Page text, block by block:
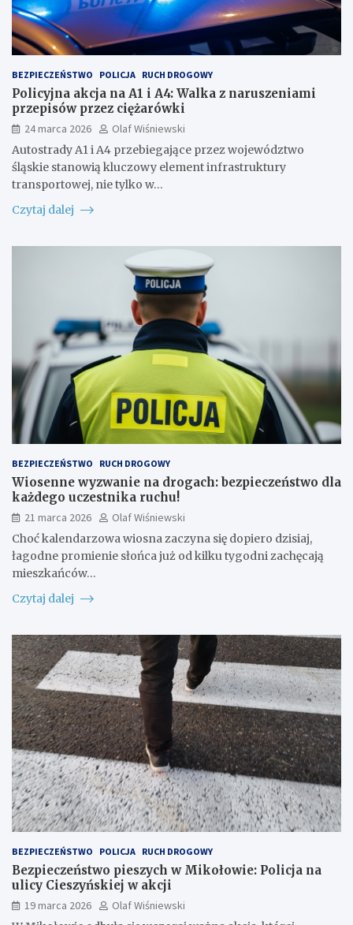
BEZPIECZEŃSTWO POLICJA RUCH DROGOWY
Policyjna akcja na A1 i A4: Walka z naruszeniami
przepisów przez ciężarówki
24 marca 2026
Olaf Wiśniewski
Autostrady A1 i A4 przebiegające przez województwo
śląskie stanowią kluczowy element infrastruktury
transportowej, nie tylko w…
Czytaj dalej
BEZPIECZEŃSTWO RUCH DROGOWY
Wiosenne wyzwanie na drogach: bezpieczeństwo dla
każdego uczestnika ruchu!
21 marca 2026
Olaf Wiśniewski
Choć kalendarzowa wiosna zaczyna się dopiero dzisiaj,
łagodne promienie słońca już od kilku tygodni zachęcają
mieszkańców…
Czytaj dalej
BEZPIECZEŃSTWO POLICJA RUCH DROGOWY
Bezpieczeństwo pieszych w Mikołowie: Policja na
ulicy Cieszyńskiej w akcji
19 marca 2026
Olaf Wiśniewski